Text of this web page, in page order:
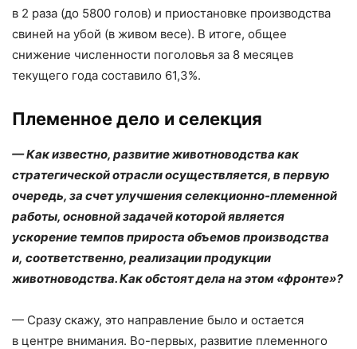
в 2 раза (до 5800 голов) и приостановке производства
свиней на убой (в живом весе). В итоге, общее
снижение численности поголовья за 8 месяцев
текущего года составило 61,3%.
Племенное дело и селекция
— Как известно, развитие животноводства как
стратегической отрасли осуществляется, в первую
очередь, за счет улучшения селекционно-­племенной
работы, основной задачей которой является
ускорение темпов прироста объемов производства
и, соответственно, реализации продукции
животноводства. Как обстоят дела на этом «фронте»?
— Сразу скажу, это направление было и остается
в центре внимания. Во-первых, развитие племенного